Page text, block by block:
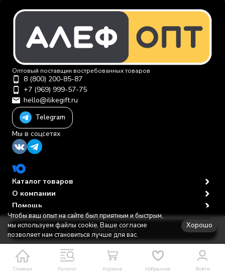
В корзину
Главная Каталог Корзина Избранное Войти
Оптовый поставщик востребованных товаров
8 (800) 200-85-87
+7 (969) 999-57-75
hello@ilikegift.ru
Telegram
Мы в соцсетях
Каталог товаров
О компании
Помощь
Политика персональных данных
© 2012-2026 ООО "Первая торговая компания"
Чтобы ваш опыт на сайте был приятным и быстрым,
мы используем файлы cookie. Ваше согласие
позволяет нам становиться лучше для вас.
Хорошо